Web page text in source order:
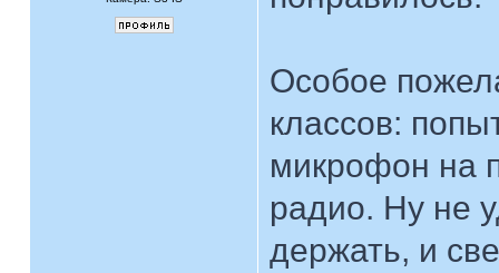
Особое
классов:
микрофон на
радио. Ну не
держать, и